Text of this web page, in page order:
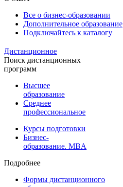
Все о бизнес-образовании
Дополнительное образование
Подключайтесь к каталогу
Дистанционное
Поиск дистанционных
программ
Высшее
образование
Среднее
профессиональное
Курсы подготовки
Бизнес-
образование. MBA
Подробнее
Формы дистанционного